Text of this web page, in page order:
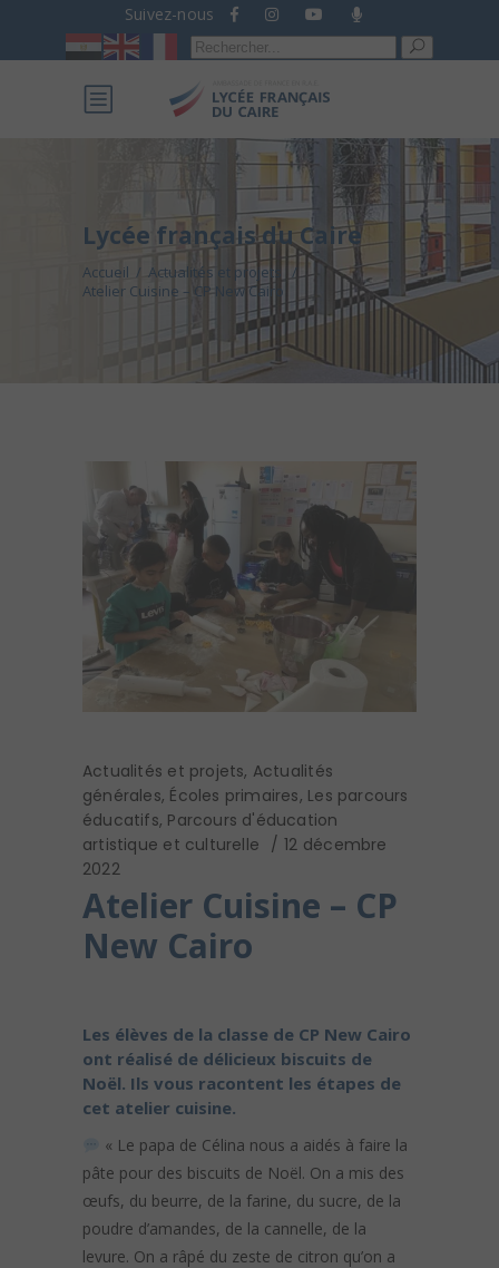
Suivez-nous
Recherche
pour :
Lycée français du Caire
Accueil / Actualités et projets
/
Atelier Cuisine – CP New Cairo
Actualités et projets, Actualités
générales, Écoles primaires, Les parcours
éducatifs, Parcours d'éducation
artistique et culturelle
12 décembre
2022
Atelier Cuisine – CP
New Cairo
Les élèves de la classe de CP New Cairo
ont réalisé de délicieux biscuits de
Noël. Ils vous racontent les étapes de
cet atelier cuisine.
« Le papa de Célina nous a aidés à faire la
pâte pour des biscuits de Noël. On a mis des
œufs, du beurre, de la farine, du sucre, de la
poudre d’amandes, de la cannelle, de la
levure. On a râpé du zeste de citron qu’on a